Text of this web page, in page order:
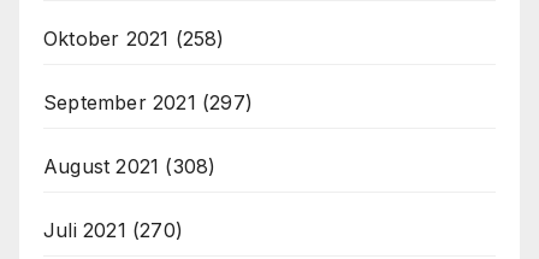
Oktober 2021 (258)
September 2021 (297)
August 2021 (308)
Juli 2021 (270)